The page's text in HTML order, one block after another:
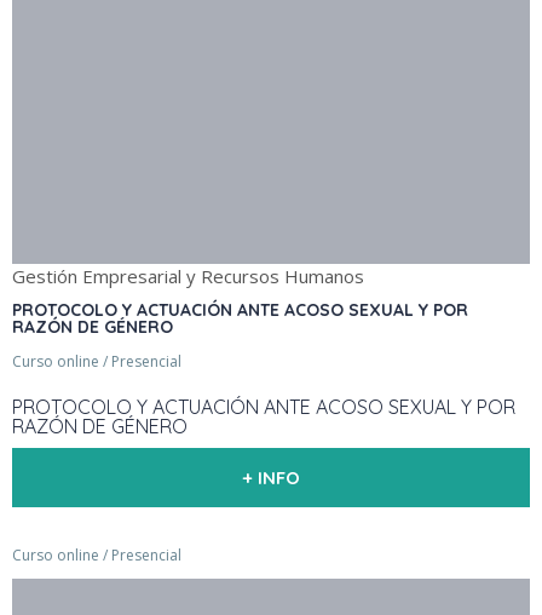
Gestión Empresarial y Recursos Humanos
PROTOCOLO Y ACTUACIÓN ANTE ACOSO SEXUAL Y POR
RAZÓN DE GÉNERO
Curso online / Presencial
PROTOCOLO Y ACTUACIÓN ANTE ACOSO SEXUAL Y POR
RAZÓN DE GÉNERO
+ INFO
Curso online / Presencial